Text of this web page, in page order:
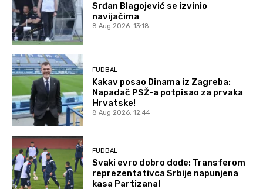
Srđan Blagojević se izvinio
navijačima
8 Aug 2026. 13:18
FUDBAL
Kakav posao Dinama iz Zagreba:
Napadač PSŽ-a potpisao za prvaka
Hrvatske!
8 Aug 2026. 12:44
FUDBAL
Svaki evro dobro dođe: Transferom
reprezentativca Srbije napunjena
kasa Partizana!